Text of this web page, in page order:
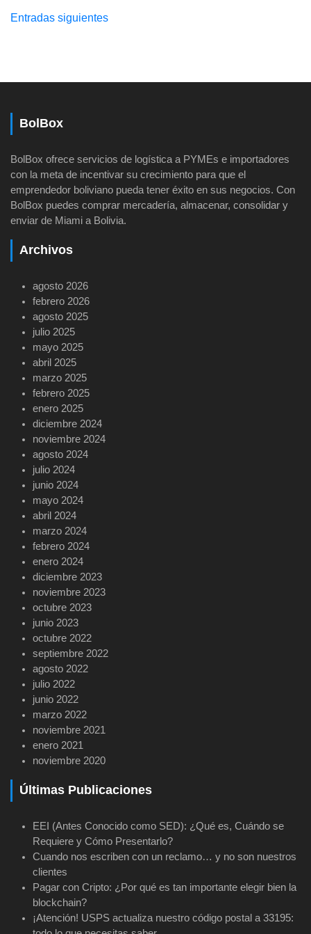
Navegación
Entradas siguientes
BolBox
BolBox ofrece servicios de logística a PYMEs e importadores
con la meta de incentivar su crecimiento para que el
emprendedor boliviano pueda tener éxito en sus negocios. Con
BolBox puedes comprar mercadería, almacenar, consolidar y
enviar de Miami a Bolivia.
Archivos
agosto 2026
febrero 2026
agosto 2025
julio 2025
mayo 2025
abril 2025
marzo 2025
febrero 2025
enero 2025
diciembre 2024
noviembre 2024
agosto 2024
julio 2024
junio 2024
mayo 2024
abril 2024
marzo 2024
febrero 2024
enero 2024
diciembre 2023
noviembre 2023
octubre 2023
junio 2023
octubre 2022
septiembre 2022
agosto 2022
julio 2022
junio 2022
marzo 2022
noviembre 2021
enero 2021
noviembre 2020
Últimas Publicaciones
EEI (Antes Conocido como SED): ¿Qué es, Cuándo se
Requiere y Cómo Presentarlo?
Cuando nos escriben con un reclamo… y no son nuestros
clientes
Pagar con Cripto: ¿Por qué es tan importante elegir bien la
blockchain?
¡Atención! USPS actualiza nuestro código postal a 33195: